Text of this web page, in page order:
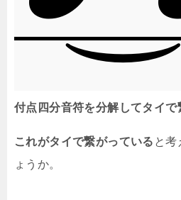
付点四分音符を分解してタイで
これがタイで繋がっている と考
ょうか。